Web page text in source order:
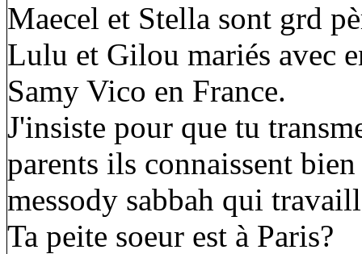
Maecel et Stella sont grd
Lulu et Gilou mariés avec
Samy Vico en France.
J'insiste pour que tu
parents ils connaissent
messody sabbah qui
Ta peite soeur est à Paris?